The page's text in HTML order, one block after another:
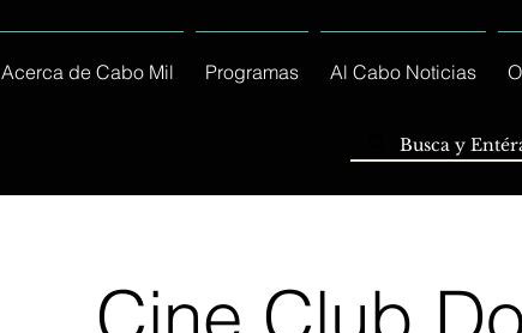
Acerca de Cabo Mil Programas Al Cabo Noticias